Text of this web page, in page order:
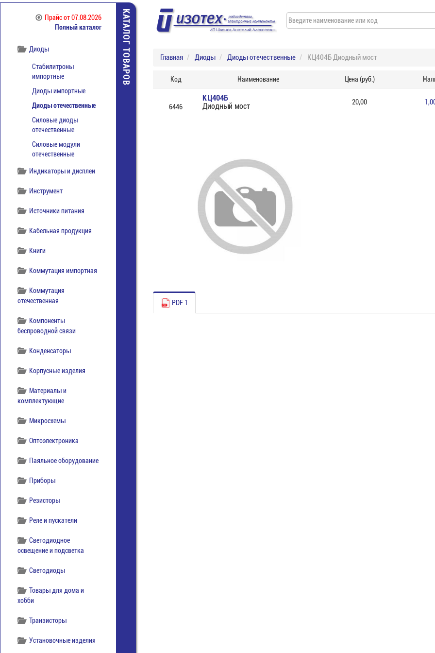
Прайсот 07.08.2026
Полный каталог
Диоды
Стабилитроны
импортные
Диоды импортные
Диоды отечественные
Силовые диоды
отечественные
Силовые модули
отечественные
Индикаторы и дисплеи
Инструмент
Источники питания
Кабельная продукция
Книги
Коммутация импортная
Коммутация
отечественная
Компоненты
беспроводной связи
Конденсаторы
Корпусные изделия
Материалы и
комплектующие
Микросхемы
Оптоэлектроника
Паяльное оборудование
Приборы
Резисторы
Реле и пускатели
Светодиодное
освещение и подсветка
Светодиоды
Товары для дома и
хобби
Транзисторы
Установочные изделия
КАТАЛОГ ТОВАРОВ Главная Диоды Диоды отечественные КЦ404Б Диодный мост
Код Наименование Цена (руб.)
6446
КЦ404Б
Диодный мост
20,00
PDF 1